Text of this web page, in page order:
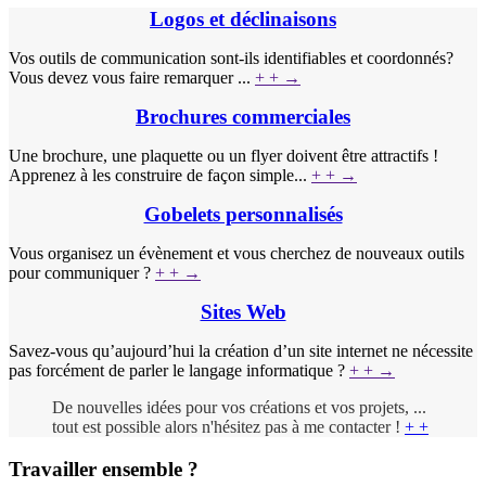
Logos et déclinaisons
Vos outils de communication sont-ils identifiables et coordonnés?
Vous devez vous faire remarquer ... + + →
Brochures commerciales
Une brochure, une plaquette ou un flyer doivent être attractifs !
Apprenez à les construire de façon simple... + + →
Gobelets personnalisés
Vous organisez un évènement et vous cherchez de nouveaux outils
pour communiquer ? + + →
Sites Web
Savez-vous qu’aujourd’hui la création d’un site internet ne nécessite
pas forcément de parler le langage informatique ? + + →
De nouvelles idées pour vos créations et vos projets, ...
tout est possible alors n'hésitez pas à me contacter ! + +
Travailler ensemble ?